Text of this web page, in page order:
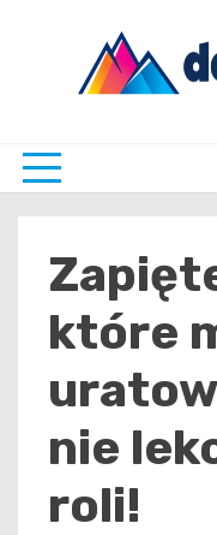
które
nie
roli!